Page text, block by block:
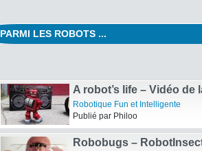
PARMI LES ROBOTS ...
compétitivité
Publié par Philoo
A robot’s life – Vidéo de la
vie d’un robot
Publié par Philoo